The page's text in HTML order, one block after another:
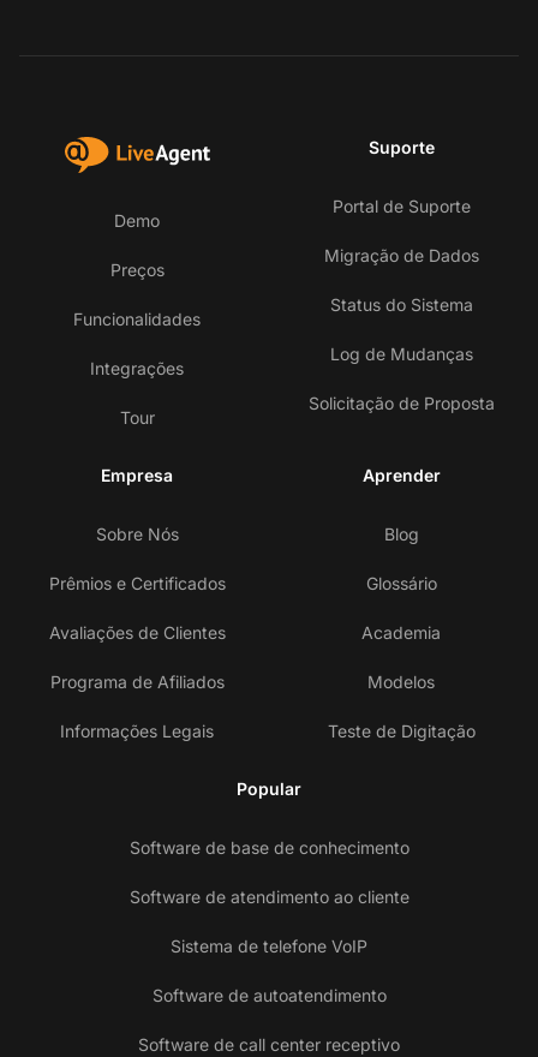
Demo
Preços
Funcionalidades
Integrações
Tour
Suporte
Portal de Suporte
Migração de Dados
Status do Sistema
Log de Mudanças
Solicitação de Proposta
Empresa
Sobre Nós
Prêmios e Certificados
Avaliações de Clientes
Programa de Afiliados
Informações Legais
Aprender
Blog
Glossário
Academia
Modelos
Teste de Digitação
Popular
Software de base de conhecimento
Software de atendimento ao cliente
Sistema de telefone VoIP
Software de autoatendimento
Software de call center receptivo